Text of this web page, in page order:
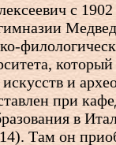
с
и
при
в
Там он